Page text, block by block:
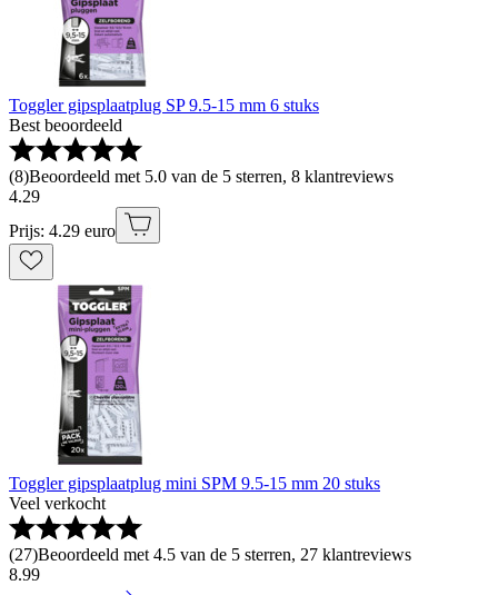
Toggler gipsplaatplug SP 9.5-15 mm 6 stuks
Best beoordeeld
(8)Beoordeeld met 5.0 van de 5 sterren, 8 klantreviews
4.29
Prijs: 4.29 euro
Toggler gipsplaatplug mini SPM 9.5-15 mm 20 stuks
Veel verkocht
(27)Beoordeeld met 4.5 van de 5 sterren, 27 klantreviews
8.99